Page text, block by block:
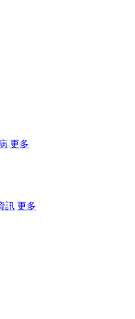
更多
訊 更多